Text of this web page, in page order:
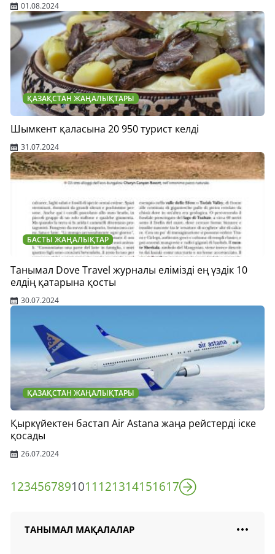
01.08.2024
ҚАЗАҚСТАН ЖАҢАЛЫҚТАРЫ
Шымкент қаласына 20 950 турист келді
31.07.2024
БАСТЫ ЖАҢАЛЫҚТАР
Танымал Dove Travel журналы елімізді ең үздік 10
елдің қатарына қосты
30.07.2024
ҚАЗАҚСТАН ЖАҢАЛЫҚТАРЫ
Қыркүйектен бастап Air Astana жаңа рейстерді іске
қосады
26.07.2024
1234567891011 121314151617
ТАНЫМАЛ МАҚАЛАЛАР